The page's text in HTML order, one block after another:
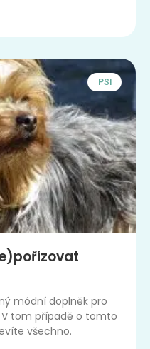
PSI
módní doplněk pro
tom případě o tomto
všechno.